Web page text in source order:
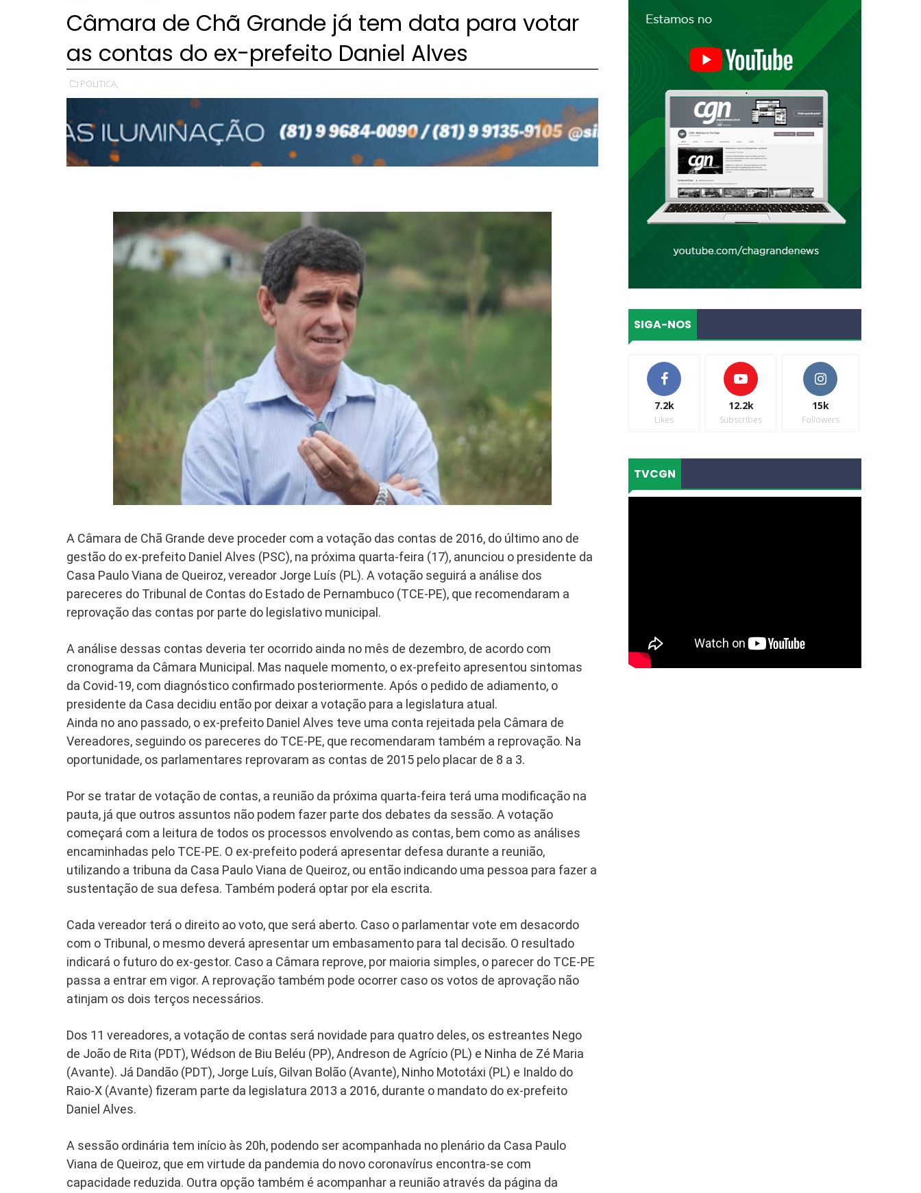
Câmara de Chã Grande já tem data para votar
as contas do ex-prefeito Daniel Alves
POLITICA,
A Câmara de Chã Grande deve proceder com a votação das contas de 2016, do último ano de
gestão do ex-prefeito Daniel Alves (PSC), na próxima quarta-feira (17), anunciou o presidente da
Casa Paulo Viana de Queiroz, vereador Jorge Luís (PL). A votação seguirá a análise dos
pareceres do Tribunal de Contas do Estado de Pernambuco (TCE-PE), que recomendaram a
reprovação das contas por parte do legislativo municipal.
A análise dessas contas deveria ter ocorrido ainda no mês de dezembro, de acordo com
cronograma da Câmara Municipal. Mas naquele momento, o ex-prefeito apresentou sintomas
da Covid-19, com diagnóstico confirmado posteriormente. Após o pedido de adiamento, o
presidente da Casa decidiu então por deixar a votação para a legislatura atual.
Ainda no ano passado, o ex-prefeito Daniel Alves teve uma conta rejeitada pela Câmara de
Vereadores, seguindo os pareceres do TCE-PE, que recomendaram também a reprovação. Na
oportunidade, os parlamentares reprovaram as contas de 2015 pelo placar de 8 a 3.
Por se tratar de votação de contas, a reunião da próxima quarta-feira terá uma modificação na
pauta, já que outros assuntos não podem fazer parte dos debates da sessão. A votação
começará com a leitura de todos os processos envolvendo as contas, bem como as análises
encaminhadas pelo TCE-PE. O ex-prefeito poderá apresentar defesa durante a reunião,
utilizando a tribuna da Casa Paulo Viana de Queiroz, ou então indicando uma pessoa para fazer a
sustentação de sua defesa. Também poderá optar por ela escrita.
Cada vereador terá o direito ao voto, que será aberto. Caso o parlamentar vote em desacordo
com o Tribunal, o mesmo deverá apresentar um embasamento para tal decisão. O resultado
indicará o futuro do ex-gestor. Caso a Câmara reprove, por maioria simples, o parecer do TCE-PE
passa a entrar em vigor. A reprovação também pode ocorrer caso os votos de aprovação não
atinjam os dois terços necessários.
Dos 11 vereadores, a votação de contas será novidade para quatro deles, os estreantes Nego
de João de Rita (PDT), Wédson de Biu Beléu (PP), Andreson de Agrício (PL) e Ninha de Zé Maria
(Avante). Já Dandão (PDT), Jorge Luís, Gilvan Bolão (Avante), Ninho Mototáxi (PL) e Inaldo do
Raio-X (Avante) fizeram parte da legislatura 2013 a 2016, durante o mandato do ex-prefeito
Daniel Alves.
A sessão ordinária tem início às 20h, podendo ser acompanhada no plenário da Casa Paulo
Viana de Queiroz, que em virtude da pandemia do novo coronavírus encontra-se com
capacidade reduzida. Outra opção também é acompanhar a reunião através da página da
SIGA-NOS
7.2k
Likes
12.2k
Subscribes
15k
Followers
TVCGN